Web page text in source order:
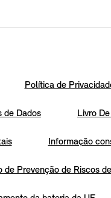
Política de
de Dados Livro
Informação
de Prevenção de Riscos